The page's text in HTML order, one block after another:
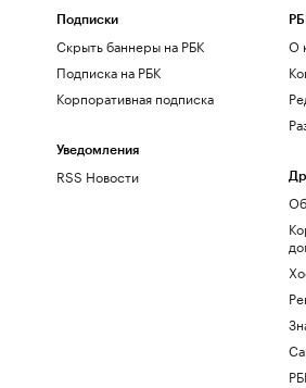
Подписки
Скрыть баннеры на РБК
Подписка на РБК
Корпоративная подписка
Уведомления
RSS Новости
О